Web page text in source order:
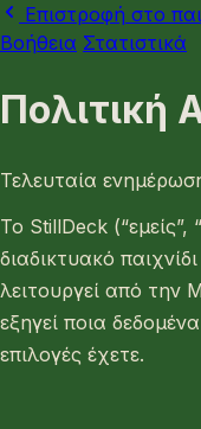
Επιστροφή στο
Βοήθεια Στατιστικά
Πολιτική
Τελευταία
Το StillDeck (“εμείς”,
διαδικτυακό
λειτουργεί από την
εξηγεί ποια
επιλογές έχετε.